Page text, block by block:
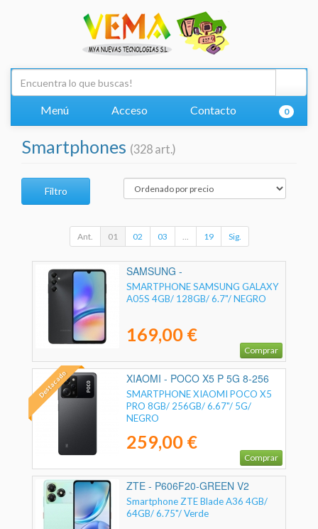
Menú Acceso Contacto 0
Smartphones (328 art.)
Filtro
Ant. 01 02 03 ... 19 Sig.
SAMSUNG -
SMARTPHONE SAMSUNG GALAXY
A05S 4GB/ 128GB/ 6.7"/ NEGRO
169,00 €
Comprar
Destacado
XIAOMI - POCO X5 P 5G 8-256
BK_
SMARTPHONE XIAOMI POCO X5
PRO 8GB/ 256GB/ 6.67"/ 5G/
NEGRO
259,00 €
Comprar
ZTE - P606F20-GREEN V2
Smartphone ZTE Blade A36 4GB/
64GB/ 6.75"/ Verde